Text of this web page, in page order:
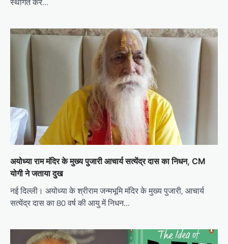
अयोध्या राम मंदिर के मुख्य पुजारी आचार्य सत्येंद्र दास का निधन, CM
योगी ने जताया दुख
नई दिल्ली। अयोध्या के श्रीराम जन्मभूमि मंदिर के मुख्य पुजारी, आचार्य
सत्येंद्र दास का 80 वर्ष की आयु में निधन…